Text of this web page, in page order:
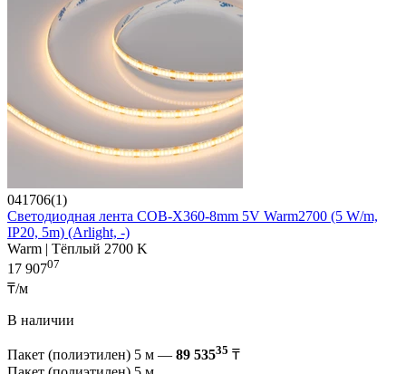
041706(1)
Светодиодная лента COB-X360-8mm 5V Warm2700 (5 W/m,
IP20, 5m) (Arlight, -)
Warm | Тёплый 2700 K
17 90707
₸/м
В наличии
Пакет (полиэтилен) 5 м — 89 53535 ₸